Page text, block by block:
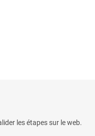
les étapes sur le web.